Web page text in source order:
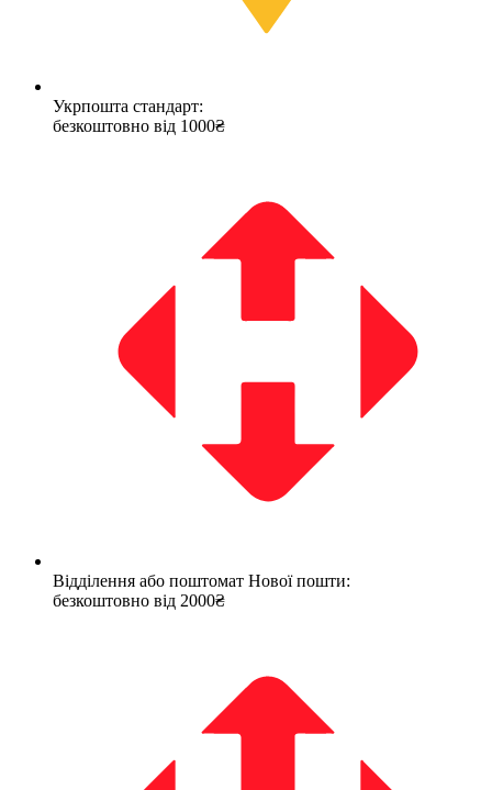
Укрпошта стандарт:
безкоштовно від 1000₴
Відділення або поштомат Нової пошти:
безкоштовно від 2000₴